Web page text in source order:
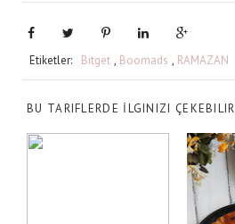
Etiketler: Bitget , Boomads , RAMAZAN
BU TARIFLERDE İLGINIZI ÇEKEBILIR